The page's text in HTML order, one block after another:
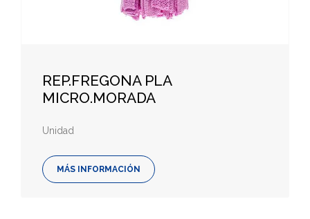
REP.FREGONA PLA
MICRO.MORADA
Unidad
MÁS INFORMACIÓN